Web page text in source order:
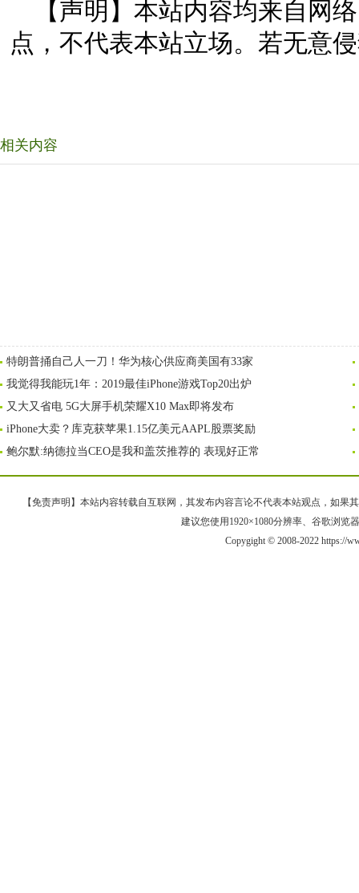
【声明】本站内容均来自网
点，不代表本站立场。若无意
相关内容
特朗普捅自己人一刀！华为核心供应商美国有33家
我觉得我能玩1年：2019最佳iPhone游戏Top20出炉
又大又省电 5G大屏手机荣耀X10 Max即将发布
iPhone大卖？库克获苹果1.15亿美元AAPL股票奖励
鲍尔默:纳德拉当CEO是我和盖茨推荐的 表现好正常
【免责声明】本站内容转载自互联网，其发布内容言论不代表本站观点，如果
建议您使用1920×1080分辨率、谷歌浏览
Copygight © 2008-2022 https://